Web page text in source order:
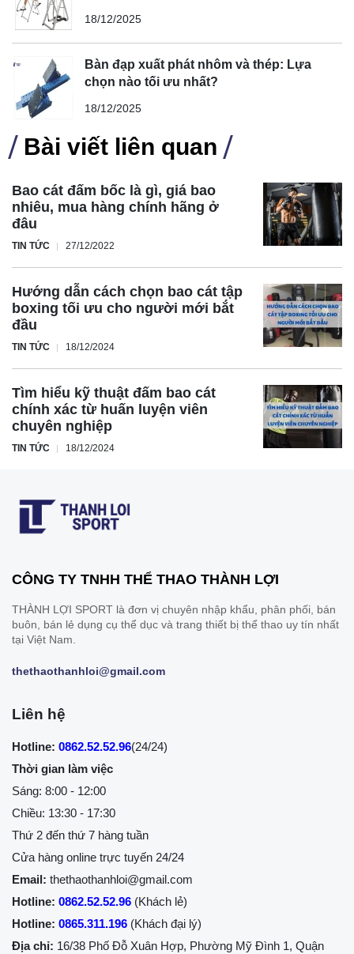
18/12/2025
Bàn đạp xuất phát nhôm và thép: Lựa
chọn nào tối ưu nhất?
18/12/2025
Bài viết liên quan
Bao cát đấm bốc là gì, giá bao
nhiêu, mua hàng chính hãng ở
đâu
TIN TỨC 27/12/2022
Hướng dẫn cách chọn bao cát tập
boxing tối ưu cho người mới bắt
đầu
TIN TỨC 18/12/2024
Tìm hiểu kỹ thuật đấm bao cát
chính xác từ huấn luyện viên
chuyên nghiệp
TIN TỨC 18/12/2024
CÔNG TY TNHH THỂ THAO THÀNH LỢI
THÀNH LỢI SPORT là đơn vị chuyên nhập khẩu, phân phối, bán
buôn, bán lẻ dụng cụ thể dục và trang thiết bị thể thao uy tín nhất
tại Việt Nam.
thethaothanhloi@gmail.com
Liên hệ
Hotline: 0862.52.52.96(24/24)
Thời gian làm việc
Sáng: 8:00 - 12:00
Chiều: 13:30 - 17:30
Thứ 2 đến thứ 7 hàng tuần
Cửa hàng online trực tuyến 24/24
Email: thethaothanhloi@gmail.com
Hotline: 0862.52.52.96 (Khách lẻ)
Hotline: 0865.311.196 (Khách đại lý)
Địa chỉ: 16/38 Phố Đỗ Xuân Hợp, Phường Mỹ Đình 1, Quận